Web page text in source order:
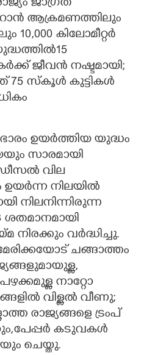
ജാഗ്രത
ആക്രമണത്തിലും
10,000 കിലോമീറ്റർ
ജീവൻ നഷ്ടമായി;
75 സ്കൂൾ കുട്ടികൾ
ഉയർത്തിയ യുദ്ധം
സാരമായി
വില
ഉയർന്ന നിലയിൽ
നിലനിന്നിരുന്ന
ശതമാനമായി
നിരക്കും വർദ്ധിച്ചു.
ചങ്ങാത്തം
നാറ്റോ
വിള്ളൽ വീണു;
രാജ്യങ്ങളെ ട്രംപ്
കടുവകൾ
ചെയ്തു.